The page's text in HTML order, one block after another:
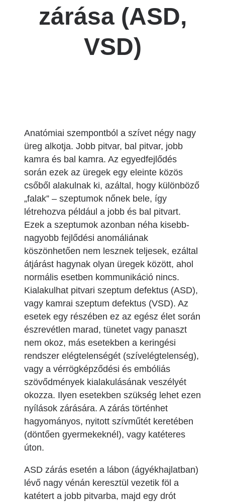
zárása (ASD,
VSD)
Anatómiai szempontból a szívet négy nagy
üreg alkotja. Jobb pitvar, bal pitvar, jobb
kamra és bal kamra. Az egyedfejlődés
során ezek az üregek egy eleinte közös
csőből alakulnak ki, azáltal, hogy különböző
„falak” – szeptumok nőnek bele, így
létrehozva például a jobb és bal pitvart.
Ezek a szeptumok azonban néha kisebb-
nagyobb fejlődési anomáliának
köszönhetően nem lesznek teljesek, ezáltal
átjárást hagynak olyan üregek között, ahol
normális esetben kommunikáció nincs.
Kialakulhat pitvari szeptum defektus (ASD),
vagy kamrai szeptum defektus (VSD). Az
esetek egy részében ez az egész élet során
észrevétlen marad, tünetet vagy panaszt
nem okoz, más esetekben a keringési
rendszer elégtelenségét (szívelégtelenség),
vagy a vérrögképződési és embóliás
szövődmények kialakulásának veszélyét
okozza. Ilyen esetekben szükség lehet ezen
nyílások zárására. A zárás történhet
hagyományos, nyitott szívműtét keretében
(döntően gyermekeknél), vagy katéteres
úton.
ASD zárás esetén a lábon (ágyékhajlatban)
lévő nagy vénán keresztül vezetik föl a
katétert a jobb pitvarba, majd egy drót